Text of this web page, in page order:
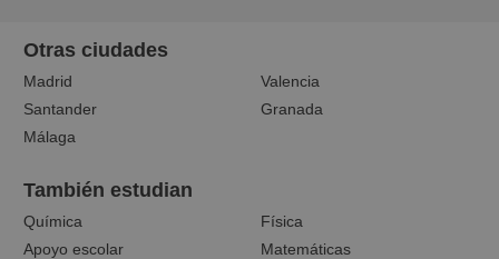
Otras ciudades
Madrid
Valencia
Santander
Granada
Málaga
También estudian
Química
Física
Apoyo escolar
Matemáticas